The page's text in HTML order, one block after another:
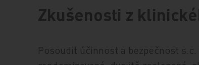
Zkušenosti z
Posoudit účinnost a bezpečnost